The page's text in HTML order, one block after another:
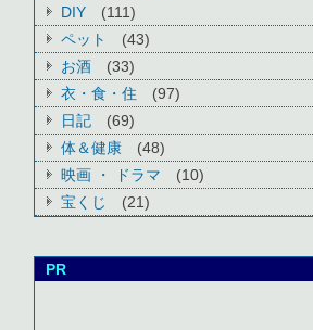
DIY
(111)
ペット
(43)
お酒
(33)
衣・食・住
(97)
日記
(69)
体＆健康
(48)
映画 ・ ドラマ
(10)
宝くじ
(21)
PR